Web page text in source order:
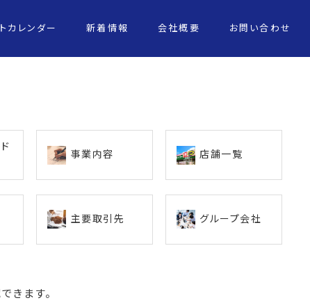
カレンダー 新着情報 会社概要 お問い合わせ
事業内容 店舗一覧
主要取引先 グループ会社
きます。